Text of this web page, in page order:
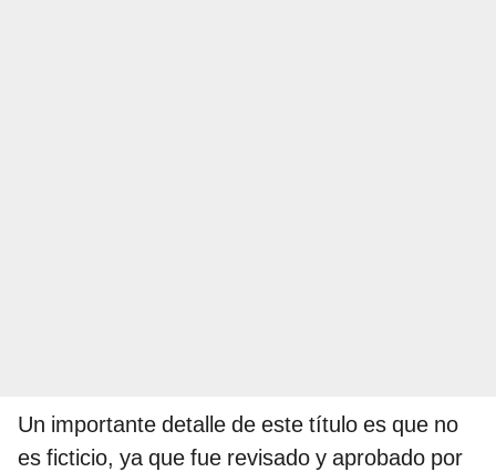
Un importante detalle de este título es que no
es ficticio, ya que fue revisado y aprobado por